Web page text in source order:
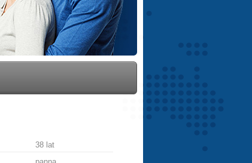
38 lat